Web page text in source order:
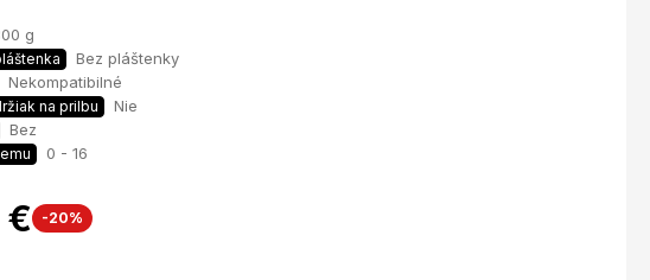
g
Bez pláštenky
Nekompatibilné
na prilbu Nie
Bez
0 - 16
€ -20%